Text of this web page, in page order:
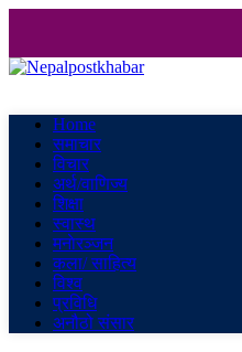
Home
समाचार
विचार
अर्थ/वाणिज्य
शिक्षा
स्वास्थ
मनाेरञ्जन
कला/ साहित्य
विश्व
प्रविधि
अनौठो संसार